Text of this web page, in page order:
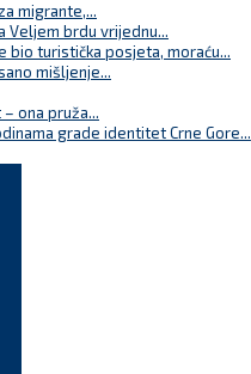
migrante,...
Veljem brdu vrijednu...
bio turistička posjeta, moraću...
mišljenje...
ona pruža...
grade identitet Crne Gore...